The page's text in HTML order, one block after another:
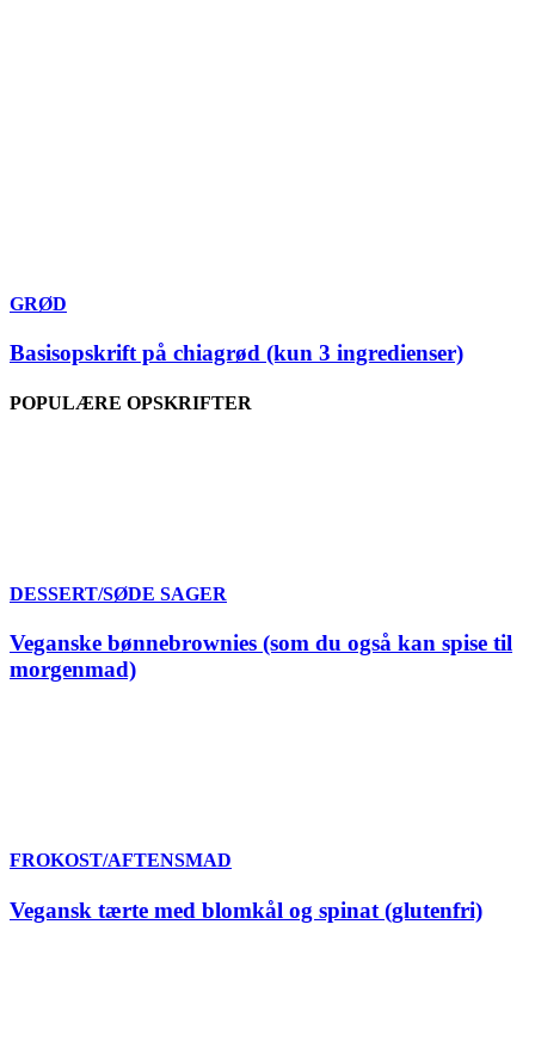
GRØD
Basisopskrift på chiagrød (kun 3 ingredienser)
POPULÆRE OPSKRIFTER
DESSERT/SØDE SAGER
Veganske bønnebrownies (som du også kan spise til
morgenmad)
FROKOST/AFTENSMAD
Vegansk tærte med blomkål og spinat (glutenfri)